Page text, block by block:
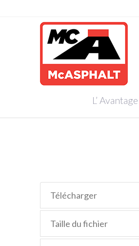
L’ Avantage
Télécharger
Taille du fichier